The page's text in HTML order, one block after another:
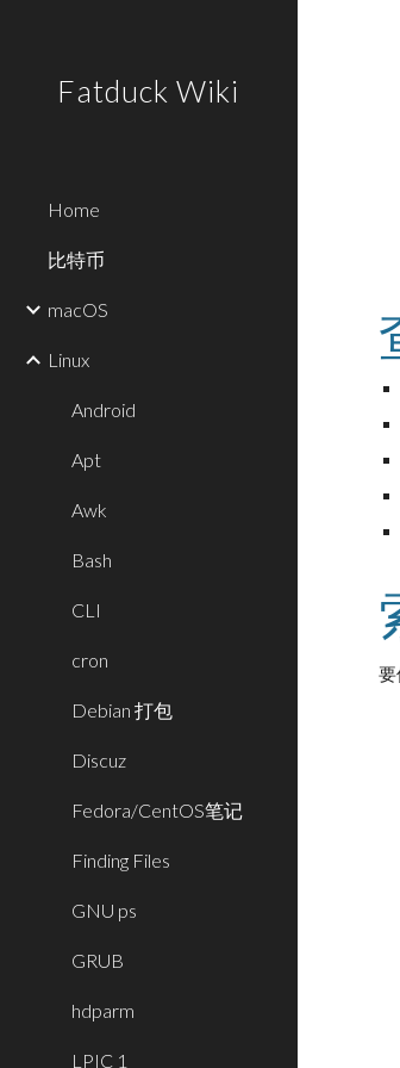
Fatduck Wiki
Home
比特币
macOS
Linux
Android
Apt
Awk
Bash
CLI
cron
Debian 打包
Discuz
Fedora/CentOS笔记
Finding Files
GNU ps
GRUB
hdparm
LPIC 1